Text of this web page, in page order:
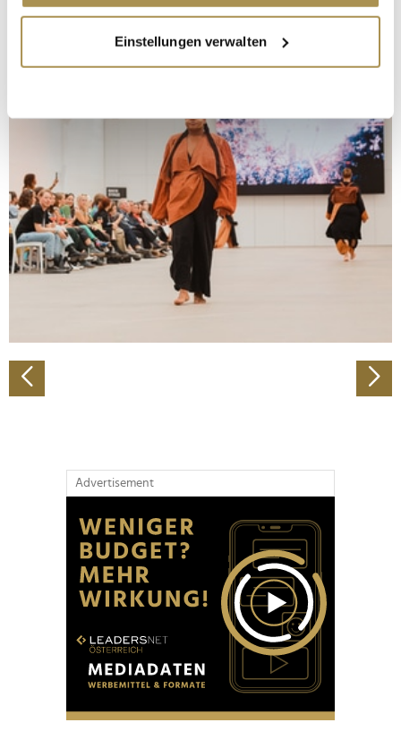
Informationen über Ihre geografische Lage
erfassen, welche bis auf einige Meter genau sein
bestimmten Merkmalen (Fingerprinting) identifizieren
Erfahren Sie mehr darüber, wie Ihre persönlichen Daten
verarbeitet werden, und legen Sie Ihre Präferenzen im
Abschnitt Einzelheitenfest.
Wir verwenden Cookies, um Inhalte und Anzeigen zu
personalisieren, Funktionen für soziale Medien anbieten
zu können und die Zugriffe auf unsere Website zu
analysieren. Außerdem geben wir Informationen zu Ihrer
Partner führen diese Informationen möglicherweise mit
weiteren Daten zusammen, die Sie ihnen bereitgestellt
Einstellungen verwalten
Advertisement